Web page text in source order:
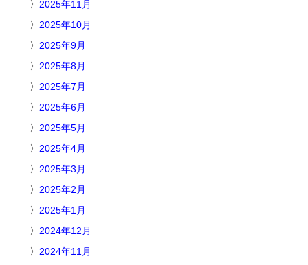
2025年11月
2025年10月
2025年9月
2025年8月
2025年7月
2025年6月
2025年5月
2025年4月
2025年3月
2025年2月
2025年1月
2024年12月
2024年11月